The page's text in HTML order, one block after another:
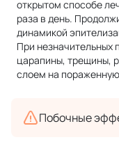
открытом способе
раза в день.
динамикой
При незначительных
царапины, трещины,
слоем на
Побочные